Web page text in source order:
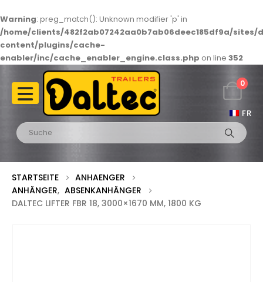
Warning: preg_match(): Unknown modifier 'p' in
/home/clients/482f2ab07242aa0b7ab06deec185df9a/
content/plugins/cache-
enabler/inc/cache_enabler_engine.class.php on line 352
FR
0
STARTSEITE
ANHAENGER
ANHÄNGER, ABSENKANHÄNGER
DALTEC LIFTER FBR 18, 3000×1670 MM, 1800 KG